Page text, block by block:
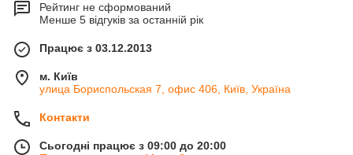
Рейтинг не сформований
Менше 5 відгуків за останній рік
Працює з 03.12.2013
м. Київ
улица Бориспольская 7, офис 406, Київ, Україна
Контакти
Сьогодні працює з 09:00 до 20:00